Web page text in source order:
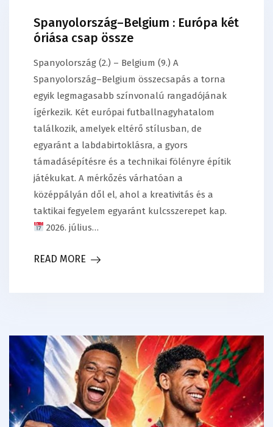
Spanyolország–Belgium : Európa két
óriása csap össze
Spanyolország (2.) – Belgium (9.) A
Spanyolország–Belgium összecsapás a torna
egyik legmagasabb színvonalú rangadójának
ígérkezik. Két európai futballnagyhatalom
találkozik, amelyek eltérő stílusban, de
egyaránt a labdabirtoklásra, a gyors
támadásépítésre és a technikai fölényre építik
játékukat. A mérkőzés várhatóan a
középpályán dől el, ahol a kreativitás és a
taktikai fegyelem egyaránt kulcsszerepet kap.
2026. július…
READ MORE